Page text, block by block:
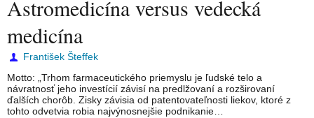
Astromedicína versus vedecká
medicína
František Šteffek
Motto: „Trhom farmaceutického priemyslu je ľudské telo a
návratnosť jeho investícií závisí na predlžovaní a rozširovaní
ďalších chorôb. Zisky závisia od patentovateľnosti liekov, ktoré z
tohto odvetvia robia najvýnosnejšie podnikanie…